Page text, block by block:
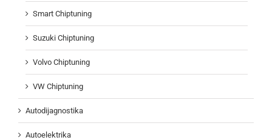
Smart Chiptuning
Suzuki Chiptuning
Volvo Chiptuning
VW Chiptuning
Autodijagnostika
Autoelektrika